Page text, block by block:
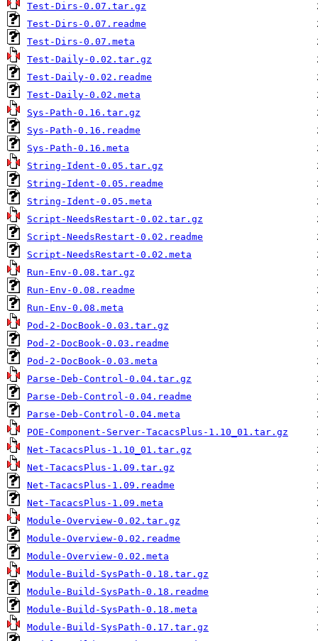
Test-Dirs-0.07.tar.gz
Test-Dirs-0.07.readme
Test-Dirs-0.07.meta
Test-Daily-0.02.tar.gz
Test-Daily-0.02.readme
Test-Daily-0.02.meta
Sys-Path-0.16.tar.gz
Sys-Path-0.16.readme
Sys-Path-0.16.meta
String-Ident-0.05.tar.gz
String-Ident-0.05.readme
String-Ident-0.05.meta
Script-NeedsRestart-0.02.tar.gz
Script-NeedsRestart-0.02.readme
Script-NeedsRestart-0.02.meta
Run-Env-0.08.tar.gz
Run-Env-0.08.readme
Run-Env-0.08.meta
Pod-2-DocBook-0.03.tar.gz
Pod-2-DocBook-0.03.readme
Pod-2-DocBook-0.03.meta
Parse-Deb-Control-0.04.tar.gz
Parse-Deb-Control-0.04.readme
Parse-Deb-Control-0.04.meta
POE-Component-Server-TacacsPlus-1.10_01.tar.gz
Net-TacacsPlus-1.10_01.tar.gz
Net-TacacsPlus-1.09.tar.gz
Net-TacacsPlus-1.09.readme
Net-TacacsPlus-1.09.meta
Module-Overview-0.02.tar.gz
Module-Overview-0.02.readme
Module-Overview-0.02.meta
Module-Build-SysPath-0.18.tar.gz
Module-Build-SysPath-0.18.readme
Module-Build-SysPath-0.18.meta
Module-Build-SysPath-0.17.tar.gz